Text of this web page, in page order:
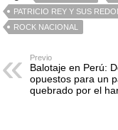
PATRICIO REY Y SUS
ROCK NACIONAL
Previo
Balotaje en Perú:
opuestos para un
quebrado por el